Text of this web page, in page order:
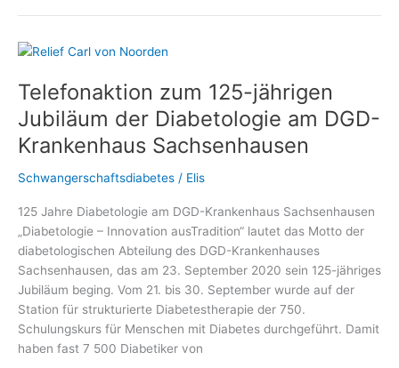
gemeinsam
Telefonaktion zum 125-jährigen
Jubiläum der Diabetologie am DGD-
Krankenhaus Sachsenhausen
Schwangerschaftsdiabetes / Elis
125 Jahre Diabetologie am DGD-Krankenhaus Sachsenhausen
„Diabetologie – Innovation ausTradition“ lautet das Motto der
diabetologischen Abteilung des DGD-Krankenhauses
Sachsenhausen, das am 23. September 2020 sein 125-jähriges
Jubiläum beging. Vom 21. bis 30. September wurde auf der
Station für strukturierte Diabetestherapie der 750.
Schulungskurs für Menschen mit Diabetes durchgeführt. Damit
haben fast 7 500 Diabetiker von